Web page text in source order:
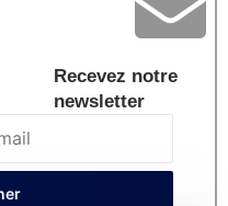
Recevez notre
newsletter